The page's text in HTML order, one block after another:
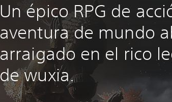
Un épico RPG de
aventura de mundo
arraigado en el rico
de wuxia.